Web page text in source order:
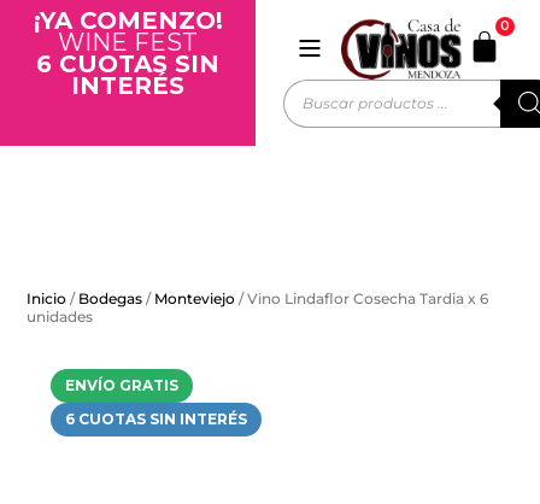
¡YA COMENZO!
WINE FEST
6 CUOTAS SIN
INTERÉS
0
ENVÍO GRATIS
6 CUOTAS SIN INTERÉS
Inicio / Bodegas / Monteviejo / Vino Lindaflor Cosecha Tardia x 6
unidades